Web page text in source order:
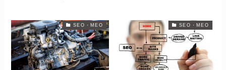
SEO・MEO SEO・MEO